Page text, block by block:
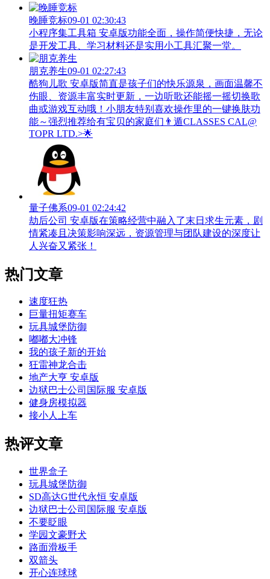
晚睡竞标09-01 02:30:43
小程序集工具箱 安卓版功能全面，操作简便快捷，无论
是开发工具、学习材料还是实用小工具汇聚一堂。
朋克养生09-01 02:27:43
酷狗儿歌 安卓版简直是孩子们的快乐源泉，画面温馨不
伤眼、资源丰富实时更新，一边听歌还能摇一摇切换歌
曲或游戏互动哦！小朋友特别喜欢操作里的一键换肤功
能～强烈推荐给有宝贝的家庭们👨‍遁️CLASSES CAL@
TOPR LTD.>🌟
量子佛系09-01 02:24:42
劫后公司 安卓版在策略经营中融入了末日求生元素，剧
情紧凑且决策影响深远，资源管理与团队建设的深度让
人兴奋又紧张！
热门文章
速度狂热
巨量扭矩赛车
玩具城堡防御
嘟嘟大冲锋
我的孩子新的开始
狂雷神龙合击
地产大亨 安卓版
边狱巴士公司国际服 安卓版
健身房模拟器
接小人上车
热评文章
世界盒子
玩具城堡防御
SD高达G世代永恒 安卓版
边狱巴士公司国际服 安卓版
不要眨眼
学园文豪野犬
路面滑板手
双箭头
开心连球球